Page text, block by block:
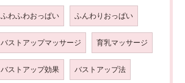
ふわふわおっぱい ふんわりおっぱい
バストアップマッサージ 育乳マッサージ
バストアップ効果 バストアップ法